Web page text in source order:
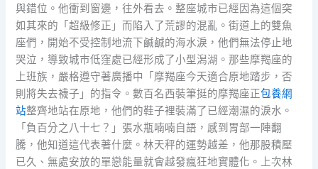
與錯位。他衝到窗邊，往外看去。整座城市已經因為這個突
如其來的「超級修正」而陷入了荒謬的混亂。街道上的雙魚
座們，開始不受控制地流下鹹鹹的海水淚，他們無法停止地
哭泣，導致城市低窪處已經形成了小型潟湖。那些摩羯座的
上班族，嚴格遵守著廣播中「摩羯座今天適合原地踏步，否
則將失去襪子」的指令。數百名西裝筆挺的摩羯座正包養網
站整齊地站在原地，他們的鞋子裡裝滿了已經潮濕的淚水。
「負百分之八十七？」張水瓶喃喃自語，感到胃部一陣翻
騰，他知道這代表著什麼。林天秤的運勢越差，他那股積壓
已久、無處安放的單戀能量就會越發瘋狂地實體化。上次林